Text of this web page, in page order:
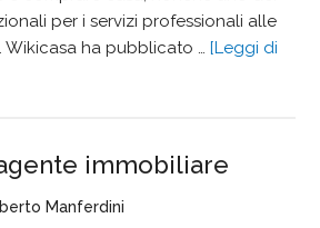
per i servizi professionali alle
Wikicasa ha pubblicato …[Leggi di
immobiliare
Manferdini